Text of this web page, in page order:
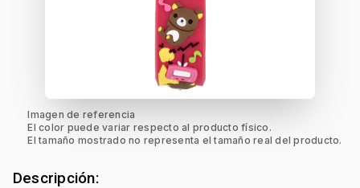
Imagen de referencia
El color puede variar respecto al producto físico.
El tamaño mostrado no representa el tamaño real del producto.
Descripción: